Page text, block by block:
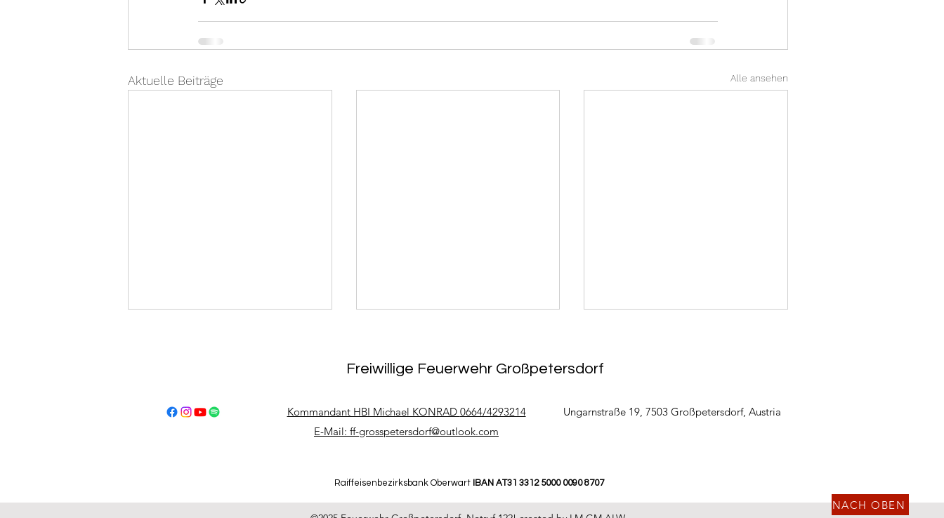
Aktuelle Beiträge Alle ansehen
NACH OBEN
Freiwillige Feuerwehr Großpetersdorf
Kommandant HBI Michael KONRAD 0664/4293214
E-Mail: ff-grosspetersdorf@outlook.com
Ungarnstraße 19, 7503 Großpetersdorf, Austria
Raiffeisenbezirksbank Oberwart IBAN AT31 3312 5000 0090 8707